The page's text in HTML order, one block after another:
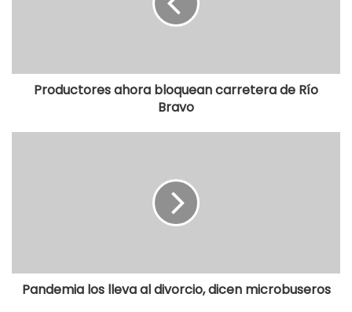
Productores ahora bloquean carretera de Río
Bravo
Pandemia los lleva al divorcio, dicen microbuseros